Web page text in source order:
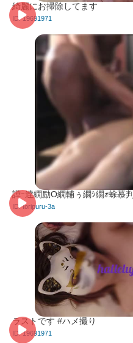
綺麗にお掃除してます
ID: 19691971
譁ｰ逹繝励Ο繝輔ぅ繝ｼ繝ｫ蜍慕判
ID: toripuru-3a
ラストです #ハメ撮り
ID: 19691971